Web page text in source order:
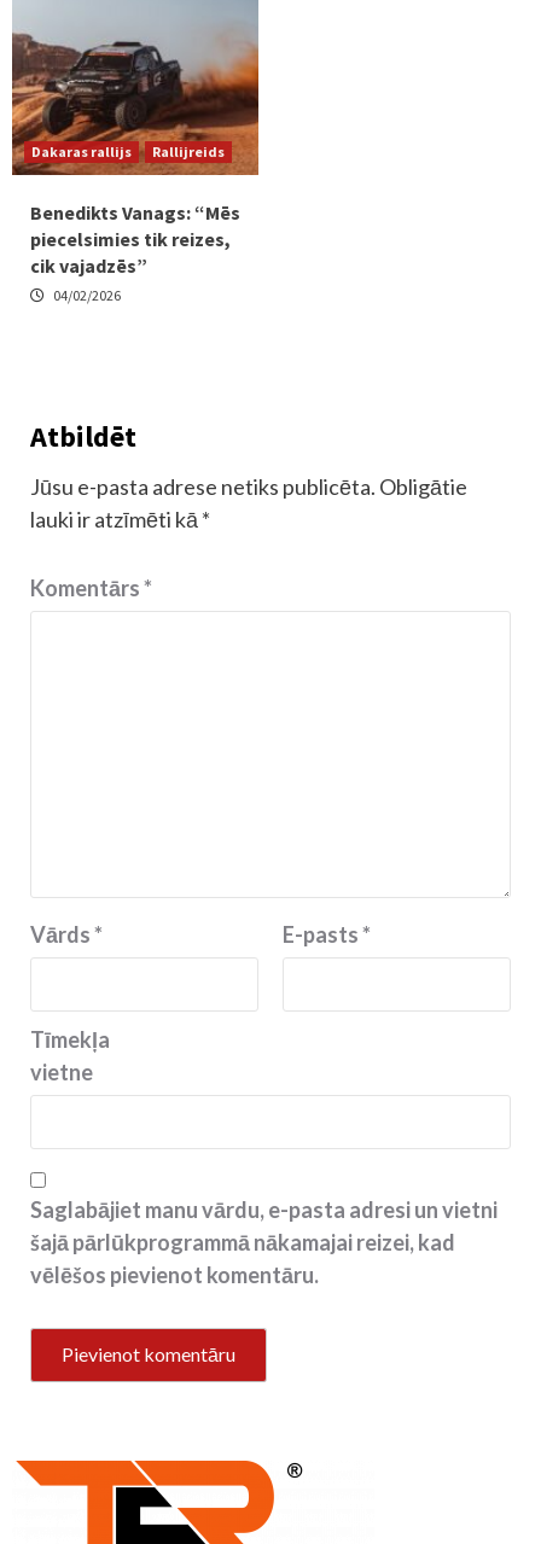
Dakaras rallijs Rallijreids
Benedikts Vanags: “Mēs
piecelsimies tik reizes,
cik vajadzēs”
04/02/2026
Atbildēt
Jūsu e-pasta adrese netiks publicēta. Obligātie
lauki ir atzīmēti kā *
Komentārs*
Vārds* E-pasts*
Tīmekļa
vietne
Saglabājiet manu vārdu, e-pasta adresi un vietni
šajā pārlūkprogrammā nākamajai reizei, kad
vēlēšos pievienot komentāru.